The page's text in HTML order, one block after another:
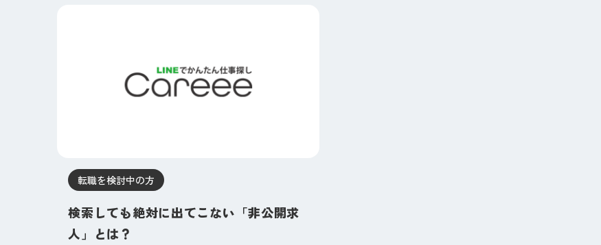
転職を検討中の方
検索しても絶対に出てこない「非公開求
人」とは？